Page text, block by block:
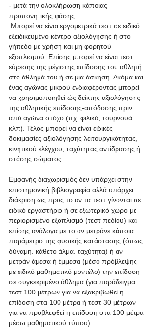
- μετά την ολοκλήρωση κάποιας
προπονητικής φάσης.
εξειδικευμένο κέντρο αξιολόγησης ή στο
γήπεδο με χρήση και μη φορητού
εξοπλισμού. Επίσης μπορεί να είναι τεστ
εύρεσης της μέγιστης επίδοσης του αθλητή
στο άθλημά του ή σε μια άσκηση. Ακόμα και
ένας αγώνας μικρού ενδιαφέροντας μπορεί
να χρησιμοποιηθεί ώς δείκτης αξιολόγησης
της αθλητικής επίδοσης-απόδοσης πριν
από αγώνα στόχο (πχ. φιλικά, τουρνουά
κλπ). Τέλος μπορεί να είναι ειδικές
δοκιμασίες αξιολόγησης λειτουργικότητας,
κινητικού ελέγχου, ταχύτητας αντίδρασης ή
στάσης σώματος.
Εμφανής διαχωρισμός δεν υπάρχει στην
επιστημονική βιβλιογραφία αλλά υπάρχει
διάκριση ως προς το αν τα τεστ γίνονται σε
ειδικό εργαστήριο ή σε εξωτερικό χώρο με
περιορισμένο εξοπλισμό (τεστ πεδίου) και
επίσης ανάλογα με το αν μετράνε κάποια
παράμετρο της φυσικής κατάστασης (όπως
δύναμη, κάθετο άλμα, ταχύτητα) ή αν
μετράν άμεσα ή έμμεσα (μέσο πρόβλεψης
με ειδικό μαθηματικό μοντέλο) την επίδοση
σε συγκεκριμένο άθλημα (για παράδειγμα
τεστ 100 μέτρων για να εξακριβωθεί η
επίδοση στα 100 μέτρα ή τεστ 30 μέτρων
για να προβλεφθεί η επίδοση στα 100 μέτρα
μέσω μαθηματικού τύπου).